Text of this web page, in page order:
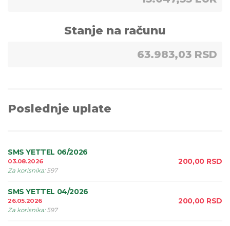
Stanje na računu
63.983,03 RSD
Poslednje uplate
SMS YETTEL 06/2026
03.08.2026
Za korisnika: 597
200,00 RSD
SMS YETTEL 04/2026
26.05.2026
Za korisnika: 597
200,00 RSD